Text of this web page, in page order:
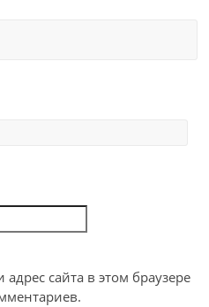
сайта в этом браузере